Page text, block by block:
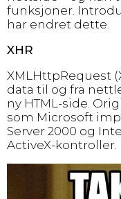
funksjoner.
har endret dette.
XHR
XMLHttpRequest
data til og fra
ny HTML-side.
som Microsoft
Server 2000 og
ActiveX-kontroller.